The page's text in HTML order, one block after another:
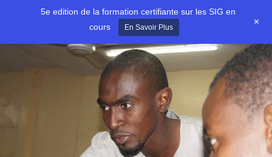
5e edition de la formation certifiante sur les SIG en
cours
En Savoir Plus +